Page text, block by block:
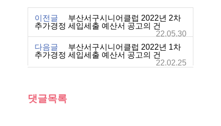
이전글
부산서구시니어클럽 2022년 2차
추가경정 세입세출 예산서 공고의 건
22.05.30
다음글
부산서구시니어클럽 2022년 1차
추가경정 세입세출 예산서 공고의 건
22.02.25
댓글목록